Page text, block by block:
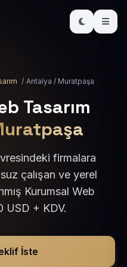
/ Antalya / Muratpaşa
Tasarım
firmalara
çalışan ve yerel
Kurumsal Web
USD + KDV.
İste